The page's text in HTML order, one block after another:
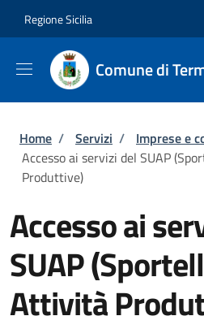
Regione Sicilia
Comune di
Briciole di pane
Home / Servizi / Imprese e
Accesso ai servizi del SUAP
Produttive)
Accesso ai
SUAP
Attività